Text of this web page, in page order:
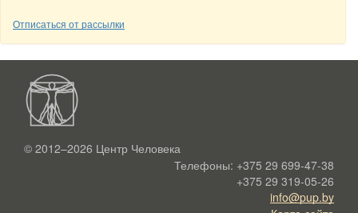
Отписаться от рассылки
© 2012–2026 Центр Человека
Телефоны: +375 29 699-47-38
+375 29 319-05-26
info@pup.by